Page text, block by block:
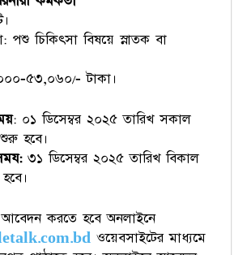
পশু চিকিৎসা বিষয়ে স্নাতক বা
৫৩,০৬০/- টাকা।
: ০১ ডিসেম্বর ২০২৫ তারিখ সকাল
হবে।
৩১ ডিসেম্বর ২০২৫ তারিখ বিকাল
আবেদন করতে হবে অনলাইনে
ওয়েবসাইটের মাধ্যমে